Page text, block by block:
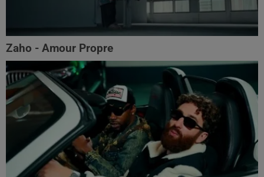
Zaho - Amour Propre